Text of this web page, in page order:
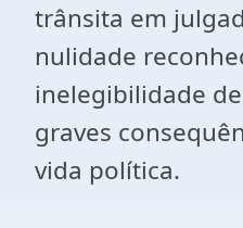
trânsita em
nulidade
inelegibilidade
graves
vida política.